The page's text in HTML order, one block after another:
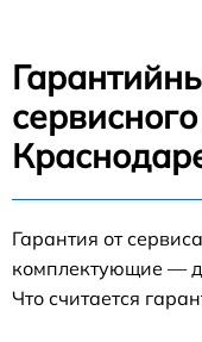
Гарантия от
комплектующие —
Что считается